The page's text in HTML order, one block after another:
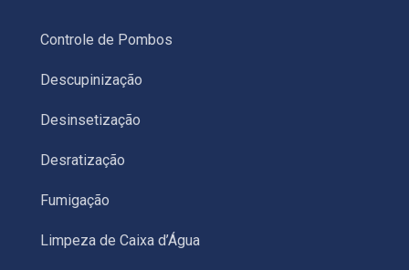
Controle de Pombos
Descupinização
Desinsetização
Desratização
Fumigação
Limpeza de Caixa d’Água